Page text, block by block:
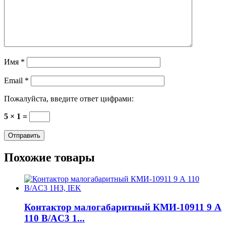
Имя *
Email *
Пожалуйста, введите ответ цифрами:
5 × 1 =
Похожие товары
Контактор малогабаритный КМИ-10911 9 А
110 В/AC3 1...